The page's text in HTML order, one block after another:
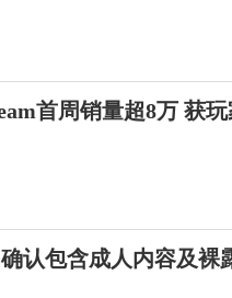
首周销量超8万 获
认包含成人内容及裸